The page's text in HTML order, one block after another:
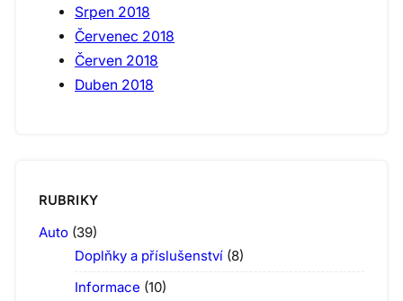
Srpen 2018
Červenec 2018
Červen 2018
Duben 2018
RUBRIKY
Auto (39)
Doplňky a příslušenství (8)
Informace (10)